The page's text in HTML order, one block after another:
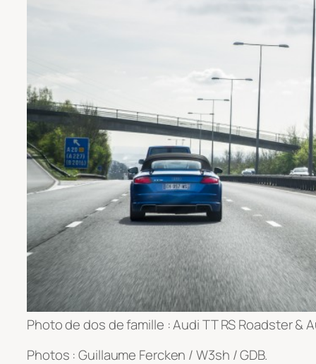
Photo de dos de famille : Audi TT RS Roadster &
Photos : Guillaume Fercken / W3sh / GDB.